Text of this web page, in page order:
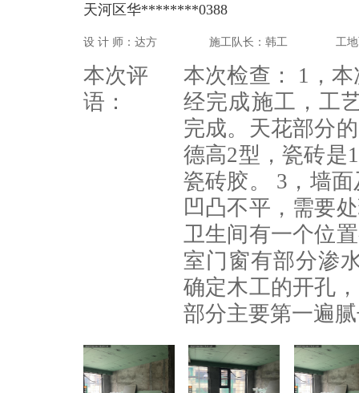
天河区华********0388
设 计 师：达方 施工队长：韩工 工
本次评
语：
本次检查： 1，
经完成施工，工
完成。天花部分
德高2型，瓷砖是
瓷砖胶。 3，墙
凹凸不平，需要
卫生间有一个位
室门窗有部分渗
确定木工的开孔
部分主要第一遍